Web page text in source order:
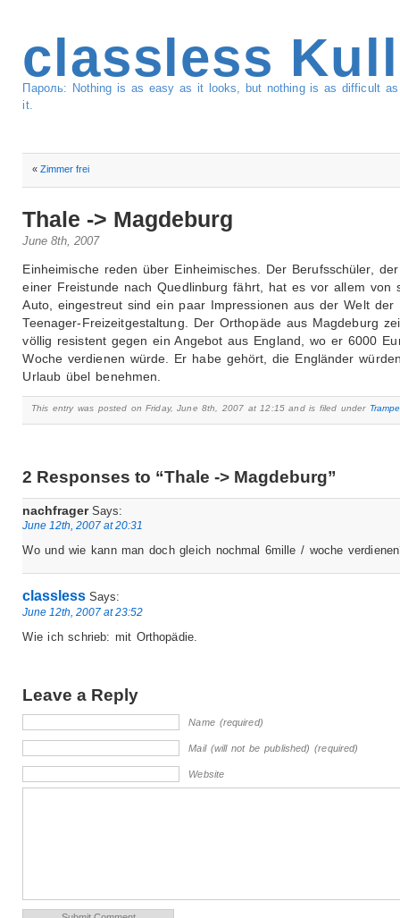
classless
Пароль: Nothing is as easy as it looks, but nothing is as difficult
it.
«Zimmer frei
Thale -> Magdeburg
June 8th, 2007
Einheimische reden über Einheimisches. Der Berufsschüler,
einer Freistunde nach Quedlinburg fährt, hat es vor allem von
Auto, eingestreut sind ein paar Impressionen aus der Welt der
Teenager-Freizeitgestaltung. Der Orthopäde aus Magdeburg
völlig resistent gegen ein Angebot aus England, wo er 6000
Woche verdienen würde. Er habe gehört, die Engländer
Urlaub übel benehmen.
This entry was posted on Friday, June 8th, 2007 at 12:15 and is filed under
2 Responses to “Thale -> Magdeburg”
nachfragerSays:
June 12th, 2007 at 20:31
Wo und wie kann man doch gleich nochmal 6mille / woche
classless Says:
June 12th, 2007 at 23:52
Wie ich schrieb: mit Orthopädie.
Leave a Reply
Name (required)
Mail (will not be published) (required)
Website